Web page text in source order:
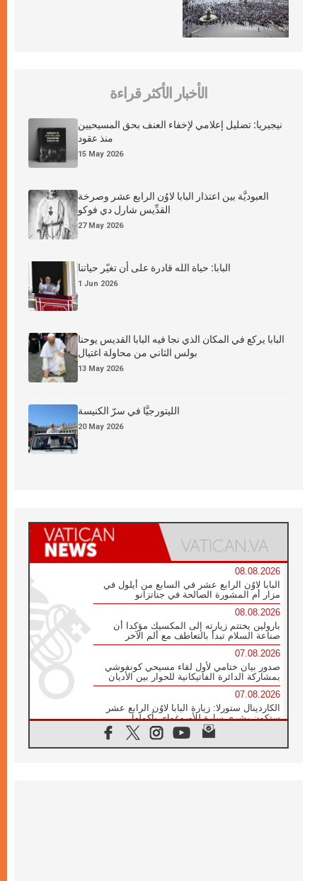
الأخبار الأكثر قراءة
نيجيريا: تضليل إعلامي لإخفاء العنف بحق المسيحيين
منذ عقود
15 May 2026
العبوديَّة بين اعتذار البابا لاوُن الرابع عشر وصرخة
القدِّيس شارل دي فوكو
27 May 2026
البابا: حياة الله قادرة على أن تغيّر حياتنا
1 Jun 2026
البابا يركع في المكان الذي نجا فيه البابا القديس يوحنا
بولس الثاني من محاولة اغتيال
13 May 2026
الليتورجيَّا في سرّ الكنيسة
20 May 2026
08.08.2026
البابا لاوُن الرابع عشر في السابع من أيلول في
مزار أم المشورة الصالحة في جناتزانو
08.08.2026
بارولين يختتم زيارته إلى المكسيك مؤكدا أن
صناعة السلام تبدأ بالتعاطف مع ألم الآخر
07.08.2026
صدور بيان ختامي لأول لقاء مسيحي كونفوشي
بمشاركة الدائرة الفاتيكانية للحوار بين الأديان
07.08.2026
الكاردينال ستورلا: زيارة البابا لاوُن الرابع عشر
ستكون بشرى سارة للأوروغواي بأكملها
الفاتيكان يعلن برنامج الزيارة الرسولية للبابا لاوُن